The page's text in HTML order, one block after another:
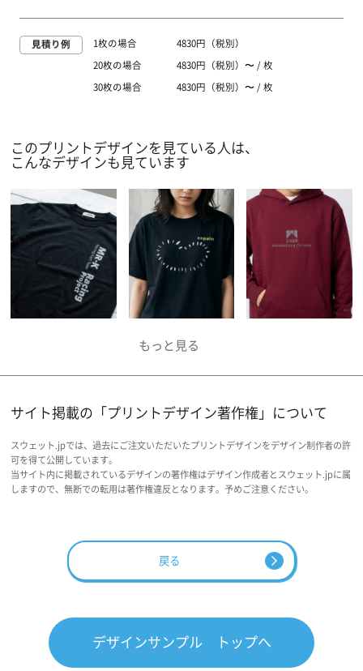
見積り例 1枚の場合 4830円（税別）
20枚の場合 4830円（税別）〜 / 枚
30枚の場合 4830円（税別）〜 / 枚
このプリントデザインを見ている人は、
こんなデザインも見ています
サイト掲載の「プリントデザイン著作権」について
スウェット.jpでは、過去にご注文いただいたプリントデザインをデザイン制作者の許
可を得て公開しています。
当サイト内に掲載されているデザインの著作権はデザイン作成者とスウェット.jpに属
しますので、無断での転用は著作権違反となります。予めご注意ください。
戻る
デザインサンプル トップへ